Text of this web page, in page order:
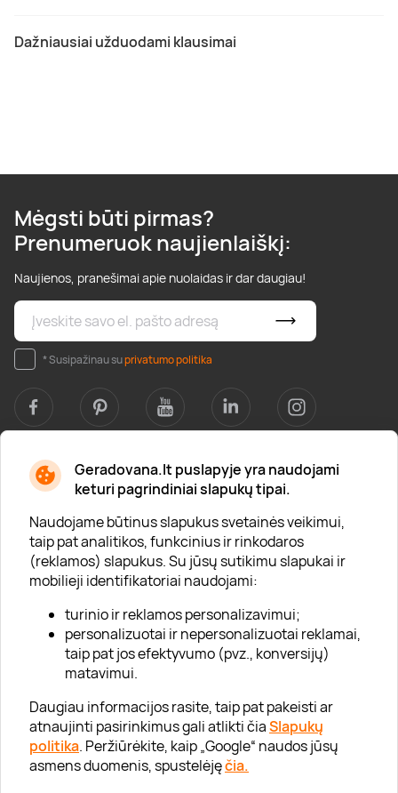
Geradovana.lt puslapyje yra naudojami
keturi pagrindiniai slapukų tipai.
Naudojame būtinus slapukus svetainės veikimui,
taip pat analitikos, funkcinius ir rinkodaros
(reklamos) slapukus. Su jūsų sutikimu slapukai ir
mobilieji identifikatoriai naudojami:
turinio ir reklamos personalizavimui;
personalizuotai ir nepersonalizuotai reklamai,
taip pat jos efektyvumo (pvz., konversijų)
matavimui.
Daugiau informacijos rasite, taip pat pakeisti ar
atnaujinti pasirinkimus gali atlikti čiaSlapukų
politika. Peržiūrėkite, kaip „Google“ naudos jūsų
asmens duomenis, spustelėjęčia.
Dažniausiai užduodami klausimai
Mėgsti būti pirmas?
Prenumeruok naujienlaiškį:
Naujienos, pranešimai apie nuolaidas ir dar daugiau!
* Susipažinau suprivatumo politika
Apie mus
Apie „Gera Dovana“
Lojalumo klubas
Karjera
Visi partneriai
Kontaktai
Tinklaraštis
Informacija